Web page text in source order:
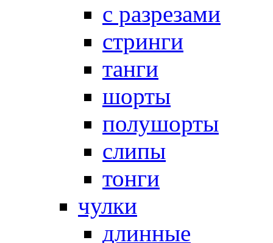
с разрезами
стринги
танги
шорты
полушорты
слипы
тонги
чулки
длинные